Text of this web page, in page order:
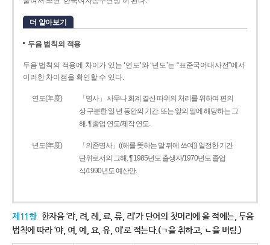
더 알아보기
두음 법칙의 적용
두음 법칙의 적용에 차이가 있는 ‘연도’와 ‘년도’는 “표준국어대사전”에서
이러한 차이점을 확인할 수 있다.
연도(年度)
「명사」 사무나 회계 결산 따위의 처리를 위하여 편의
상 구분한 일 년 동안의 기간. 또는 앞의 말에 해당하는 그
해. ¶ 졸업 연도/제작 연도.
년도(年度)
「의존명사」((해를 뜻하는 말 뒤에 쓰여)) 일정한 기간
단위로서의 그해. ¶ 1985년도 출생자/1970년도 졸업
식/1990년도 예산안.
제11항 한자음 ‘랴, 려, 례, 료, 류, 리’가 단어의 첫머리에 올 적에는, 두음
법칙에 따라 ‘야, 여, 예, 요, 유, 이’로 적는다.(ㄱ을 취하고, ㄴ을 버림.)